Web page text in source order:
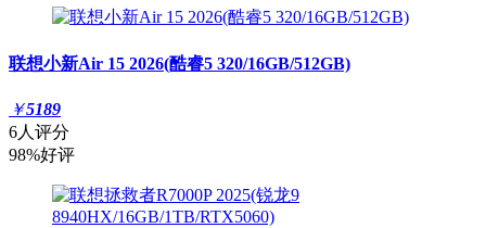
联想小新Air 15 2026(酷睿5 320/16GB/512GB)
￥5189
6人评分
98%好评